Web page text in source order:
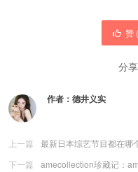
赞 (
分
作者： 德井义实
上一篇
最新日本综艺节目都在哪
下一篇
amecollection珍藏记：